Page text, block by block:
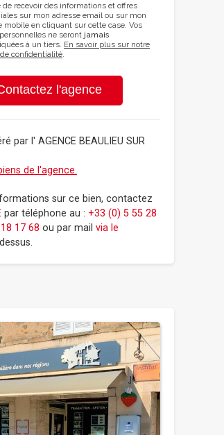
de recevoir des informations et offres
sur mon adresse email ou sur mon
mobile en cliquant sur cette case. Vos
ne seront jamais
à un tiers. En savoir plus sur notre
confidentialité.
l'agence
par l' AGENCE BEAULIEU SUR
de l'agence.
sur ce bien, contactez
par téléphone au : +33 (0) 5 55 28
17 68 ou par mail via le